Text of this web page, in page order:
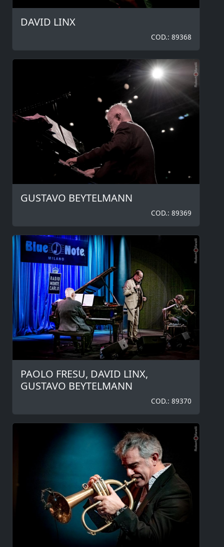
DAVID LINX
COD.: 89368
GUSTAVO BEYTELMANN
COD.: 89369
PAOLO FRESU, DAVID LINX,
GUSTAVO BEYTELMANN
COD.: 89370